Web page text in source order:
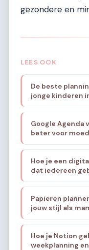
gezondere en
LEES OOK
De beste
jonge kinderen
Google Agenda
beter voor
Hoe je een
dat iedereen
Papieren
jouw stijl als
Hoe je Notion
weekplanning